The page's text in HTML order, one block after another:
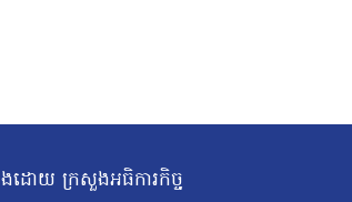
ងដោយ ក្រសួងអធិការកិច្ច